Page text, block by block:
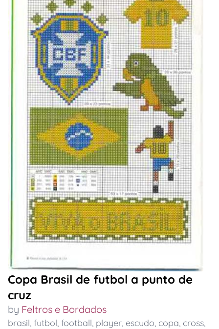
Copa Brasil de futbol a punto de
cruz
by Feltros e Bordados
brasil, futbol, football, player, escudo, copa, cross,